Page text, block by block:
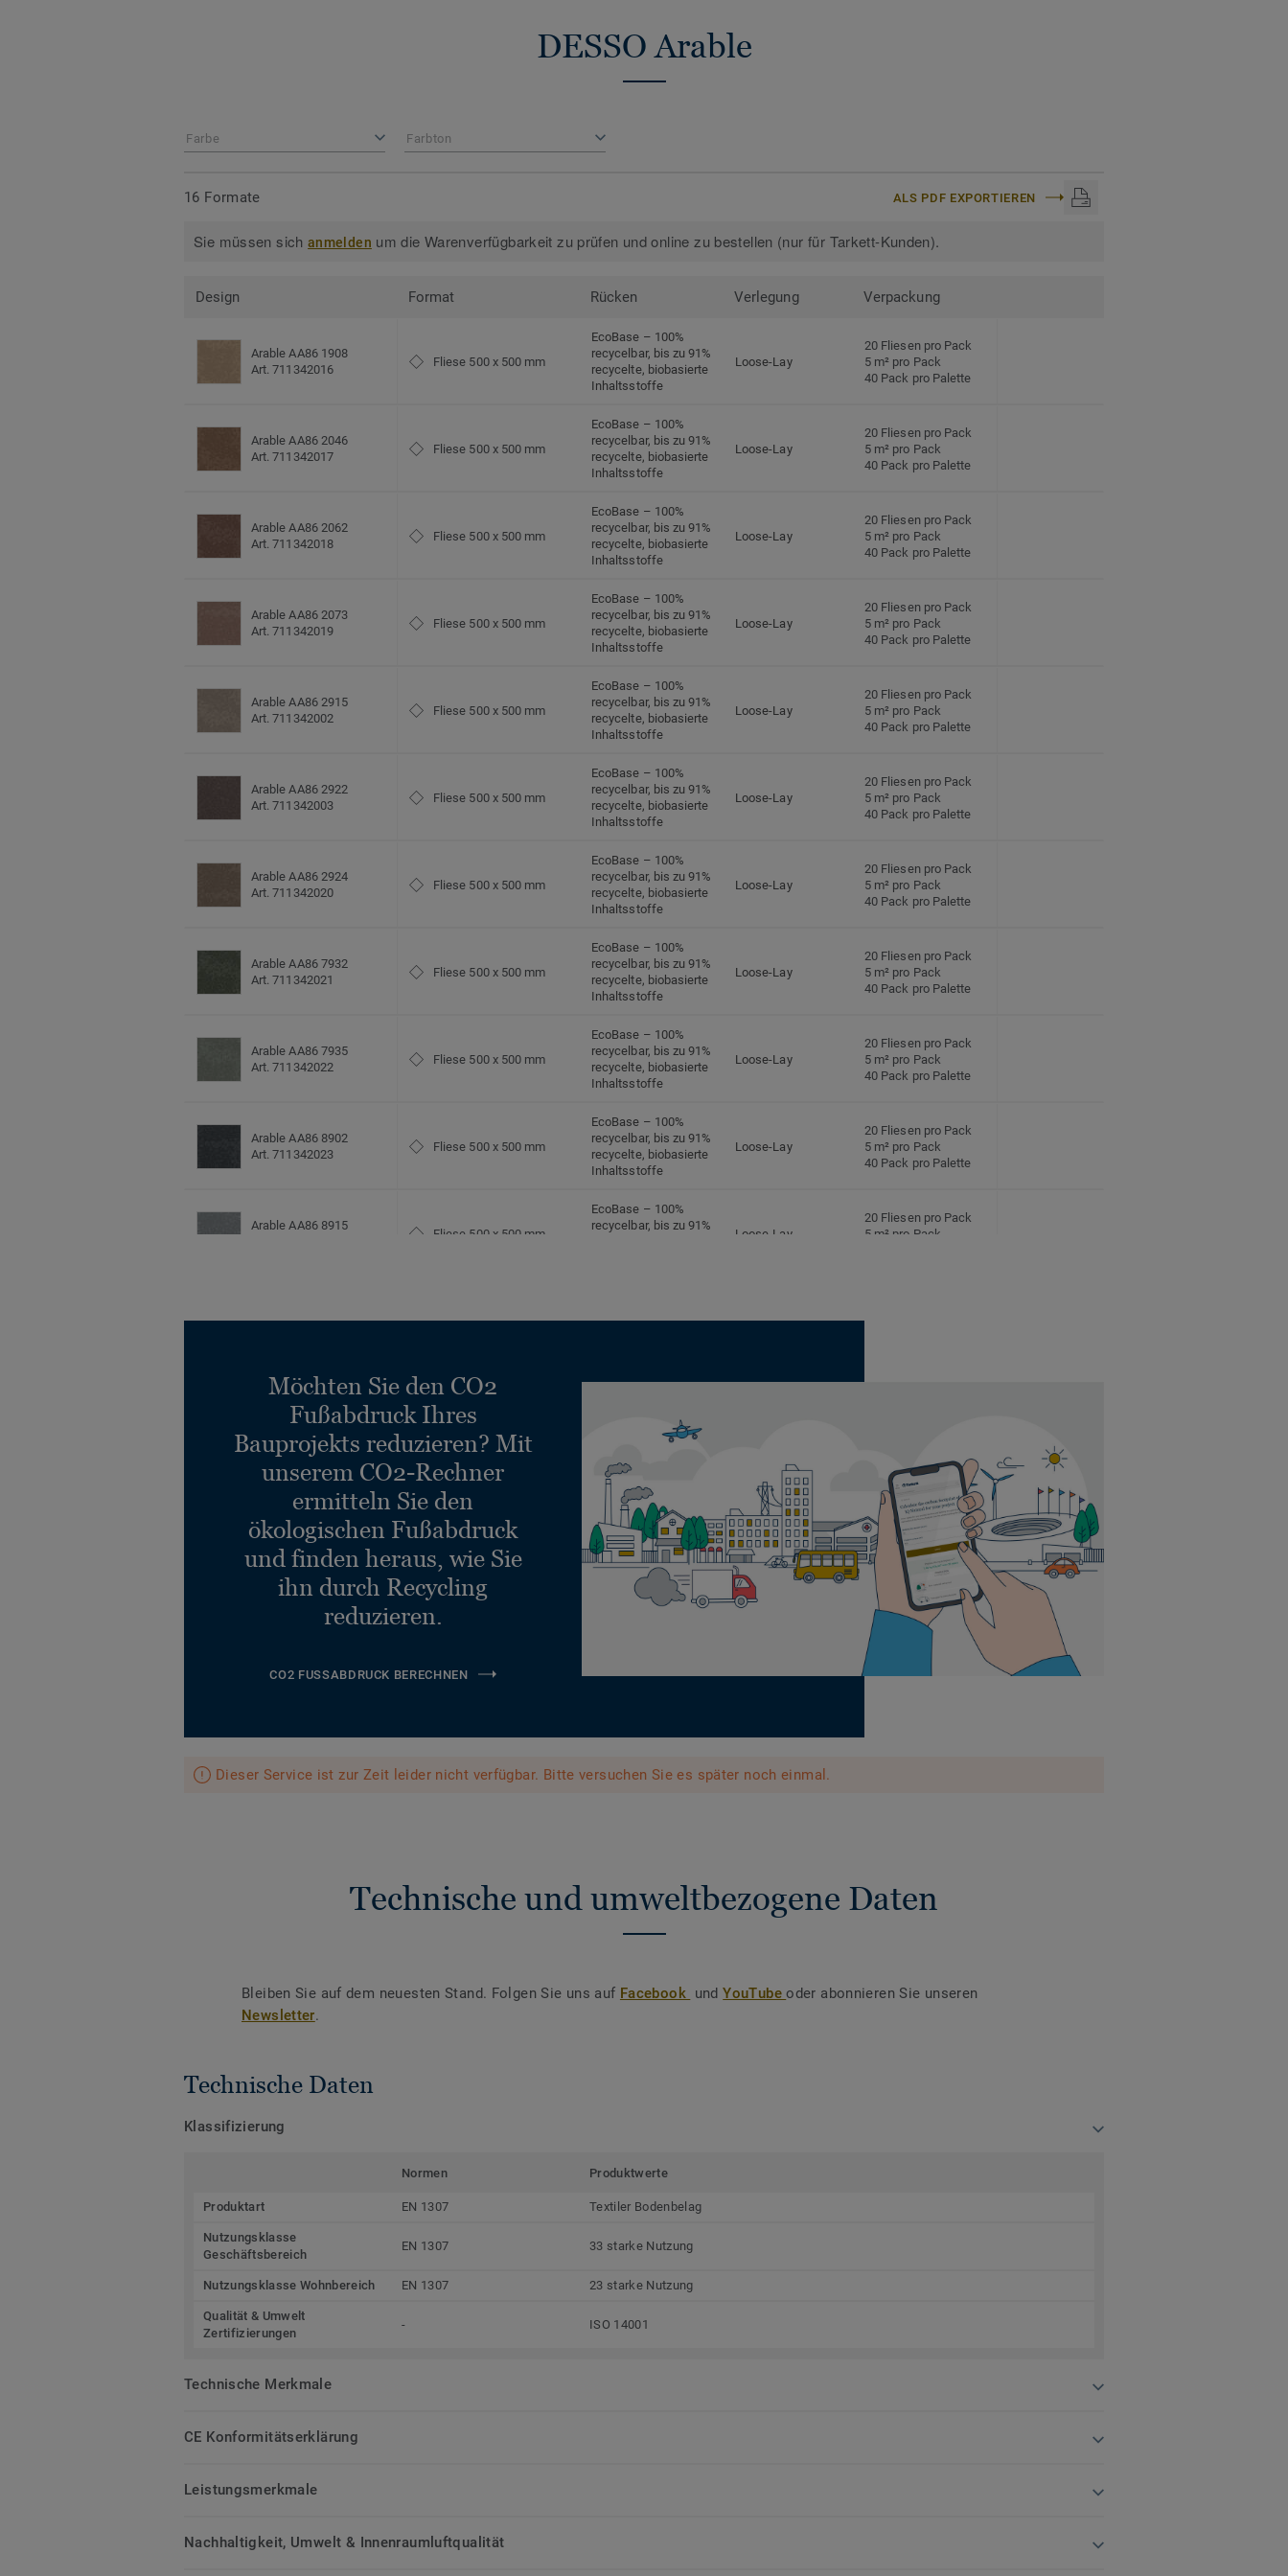
DESSO Arable
Farbe Farbton
16 Formate ALS PDF EXPORTIEREN
Sie müssen sichanmelden um die Warenverfügbarkeit zu prüfen und online zu bestellen (nur für Tarkett-Kunden).
Design Format Rücken Verlegung Verpackung
Arable AA86 1908
Art. 711342016
Fliese 500 x 500 mm
EcoBase – 100%
recycelbar, bis zu 91%
recycelte, biobasierte
Inhaltsstoffe
Loose-Lay
20 Fliesen pro Pack
5 m² pro Pack
40 Pack pro Palette
Arable AA86 2046
Art. 711342017
Fliese 500 x 500 mm
EcoBase – 100%
recycelbar, bis zu 91%
recycelte, biobasierte
Inhaltsstoffe
Loose-Lay
20 Fliesen pro Pack
5 m² pro Pack
40 Pack pro Palette
Arable AA86 2062
Art. 711342018
Fliese 500 x 500 mm
EcoBase – 100%
recycelbar, bis zu 91%
recycelte, biobasierte
Inhaltsstoffe
Loose-Lay
20 Fliesen pro Pack
5 m² pro Pack
40 Pack pro Palette
Arable AA86 2073
Art. 711342019
Fliese 500 x 500 mm
EcoBase – 100%
recycelbar, bis zu 91%
recycelte, biobasierte
Inhaltsstoffe
Loose-Lay
20 Fliesen pro Pack
5 m² pro Pack
40 Pack pro Palette
Arable AA86 2915
Art. 711342002
Fliese 500 x 500 mm
EcoBase – 100%
recycelbar, bis zu 91%
recycelte, biobasierte
Inhaltsstoffe
Loose-Lay
20 Fliesen pro Pack
5 m² pro Pack
40 Pack pro Palette
Arable AA86 2922
Art. 711342003
Fliese 500 x 500 mm
EcoBase – 100%
recycelbar, bis zu 91%
recycelte, biobasierte
Inhaltsstoffe
Loose-Lay
20 Fliesen pro Pack
5 m² pro Pack
40 Pack pro Palette
Arable AA86 2924
Art. 711342020
Fliese 500 x 500 mm
EcoBase – 100%
recycelbar, bis zu 91%
recycelte, biobasierte
Inhaltsstoffe
Loose-Lay
20 Fliesen pro Pack
5 m² pro Pack
40 Pack pro Palette
Arable AA86 7932
Art. 711342021
Fliese 500 x 500 mm
EcoBase – 100%
recycelbar, bis zu 91%
recycelte, biobasierte
Inhaltsstoffe
Loose-Lay
20 Fliesen pro Pack
5 m² pro Pack
40 Pack pro Palette
Arable AA86 7935
Art. 711342022
Fliese 500 x 500 mm
EcoBase – 100%
recycelbar, bis zu 91%
recycelte, biobasierte
Inhaltsstoffe
Loose-Lay
20 Fliesen pro Pack
5 m² pro Pack
40 Pack pro Palette
Arable AA86 8902
Art. 711342023
Fliese 500 x 500 mm
EcoBase – 100%
recycelbar, bis zu 91%
recycelte, biobasierte
Inhaltsstoffe
Loose-Lay
20 Fliesen pro Pack
5 m² pro Pack
40 Pack pro Palette
Arable AA86 8915
Fliese 500 x 500 mm
EcoBase – 100%
recycelbar, bis zu 91%
Loose-Lay
20 Fliesen pro Pack
5 m² pro Pack
Fliese 500 x 500 mm Loose-Lay
Art. 711342008
Fliese 500 x 500 mm
EcoBase – 100%
recycelte, biobasierte
Inhaltsstoffe
Art. 711342026
Fliese 500 x 500 mm
EcoBase – 100%
recycelbar, bis zu 91%
recycelte, biobasierte
Inhaltsstoffe
Loose-Lay
20 Fliesen pro Pack
5 m² pro Pack
40 Pack pro Palette
Möchten Sie den CO2
Fußabdruck Ihres
Bauprojekts reduzieren? Mit
unserem CO2-Rechner
ermitteln Sie den
ökologischen Fußabdruck
und finden heraus, wie Sie
ihn durch Recycling
reduzieren.
CO2 FUSSABDRUCK BERECHNEN
Dieser Service ist zur Zeit leider nicht verfügbar. Bitte versuchen Sie es später noch einmal.
Technische und umweltbezogene Daten
Bleiben Sie auf dem neuesten Stand. Folgen Sie uns auf Facebook undYouTubeoder abonnieren Sie unseren
Newsletter.
Technische Daten
Klassifizierung
Normen Produktwerte
Produktart EN 1307 Textiler Bodenbelag
Nutzungsklasse
Geschäftsbereich
EN 1307 33 starke Nutzung
Nutzungsklasse Wohnbereich EN 1307 23 starke Nutzung
Qualität & Umwelt
Zertifizierungen
- ISO 14001
Technische Merkmale
CE Konformitätserklärung
Leistungsmerkmale
Nachhaltigkeit, Umwelt & Innenraumluftqualität